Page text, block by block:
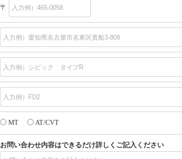
〒
MT AT/CVT
お問い合わせ内容はできるだけ詳しくご記入ください